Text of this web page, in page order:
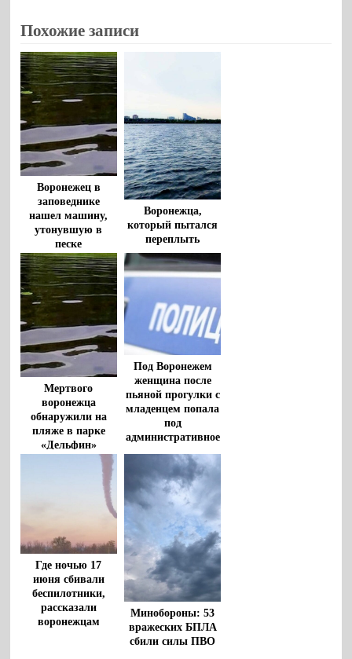
Похожие записи
Воронежец в
заповеднике
нашел машину,
утонувшую в
песке
Воронежца,
который пытался
переплыть
водохранилище,
спасли очевидцы
Мертвого
воронежца
обнаружили на
пляже в парке
«Дельфин»
Под Воронежем
женщина после
пьяной прогулки с
младенцем попала
под
административное
Где ночью 17
июня сбивали
беспилотники,
рассказали
воронежцам
Минобороны: 53
вражеских БПЛА
сбили силы ПВО